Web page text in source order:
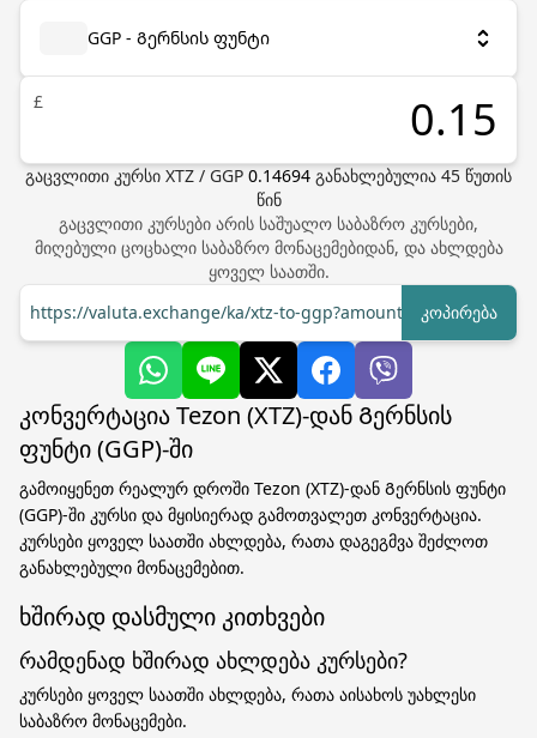
GGP - Გერნსის ფუნტი
£
გაცვლითი კურსი XTZ / GGP 0.14694 განახლებულია 45 წუთის
წინ
გაცვლითი კურსები არის საშუალო საბაზრო კურსები,
მიღებული ცოცხალი საბაზრო მონაცემებიდან, და ახლდება
ყოველ საათში.
https://valuta.exchange/ka/xtz-to-ggp?amount=1კოპირება
კონვერტაცია Tezon (XTZ)-დან Გერნსის
ფუნტი (GGP)-ში
გამოიყენეთ რეალურ დროში Tezon (XTZ)-დან Გერნსის ფუნტი
(GGP)-ში კურსი და მყისიერად გამოთვალეთ კონვერტაცია.
კურსები ყოველ საათში ახლდება, რათა დაგეგმვა შეძლოთ
განახლებული მონაცემებით.
ხშირად დასმული კითხვები
რამდენად ხშირად ახლდება კურსები?
კურსები ყოველ საათში ახლდება, რათა აისახოს უახლესი
საბაზრო მონაცემები.